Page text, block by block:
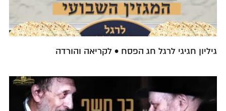
גיליון חגיגי לרגל חג הפסח • לקריאה והורדה